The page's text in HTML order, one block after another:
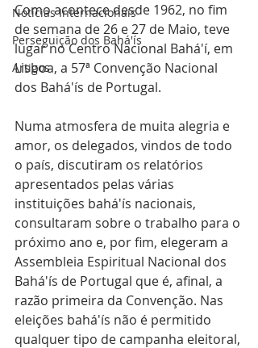
Notícias Internacionais
Perseguição dos Bahá'ís
Artigos
Como acontece desde 1962, no fim
de semana de 26 e 27 de Maio, teve
lugar no Centro Nacional Bahá'í, em
Lisboa, a 57ª Convenção Nacional
dos Bahá'ís de Portugal.
Numa atmosfera de muita alegria e
amor, os delegados, vindos de todo
o país, discutiram os relatórios
apresentados pelas várias
instituições bahá'ís nacionais,
consultaram sobre o trabalho para o
próximo ano e, por fim, elegeram a
Assembleia Espiritual Nacional dos
Bahá'ís de Portugal que é, afinal, a
razão primeira da Convenção. Nas
eleições bahá'ís não é permitido
qualquer tipo de campanha eleitoral,